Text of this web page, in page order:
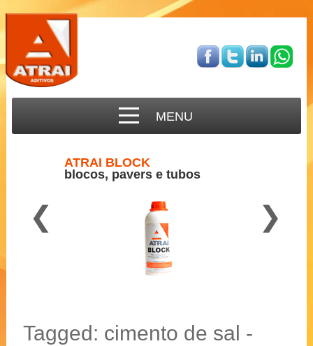
MENU
ATRAI BLOCK
blocos, pavers e tubos
Blocos, Pavers, Tubos
❮ ❯
Tagged: cimento de sal -